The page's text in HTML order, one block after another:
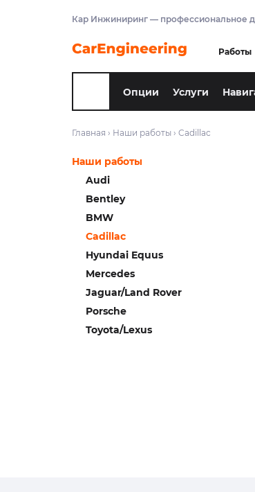
Кар Инжиниринг — профессиональное
Работы
Опции Услуги
Главная › Наши работы › Cadillac
Наши работы
Audi
Bentley
BMW
Cadillac
Hyundai Equus
Mercedes
Jaguar/Land Rover
Porsche
Toyota/Lexus